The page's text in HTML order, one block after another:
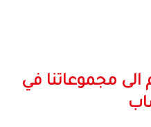
مجموعاتنا في